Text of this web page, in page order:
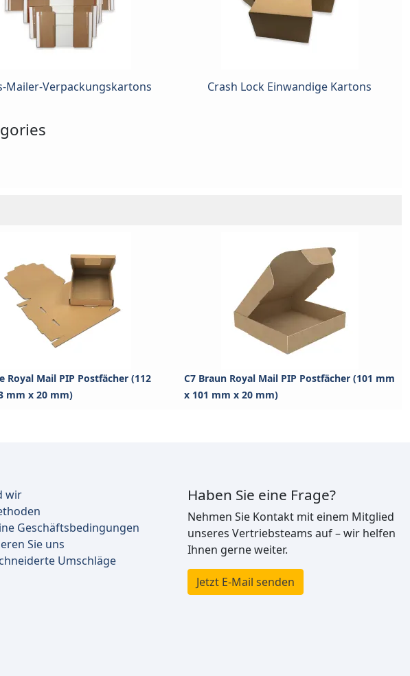
Mailer-Verpackungskartons Crash Lock Einwandige Kartons
Royal Mail PIP Postfächer (112
mm x 20 mm)
C7 Braun Royal Mail PIP Postfächer (101 mm
x 101 mm x 20 mm)
wir
Geschäftsbedingungen
Sie uns
Umschläge
Haben Sie eine Frage?
Nehmen Sie Kontakt mit einem Mitglied
unseres Vertriebsteams auf – wir helfen
Ihnen gerne weiter.
Jetzt E-Mail senden